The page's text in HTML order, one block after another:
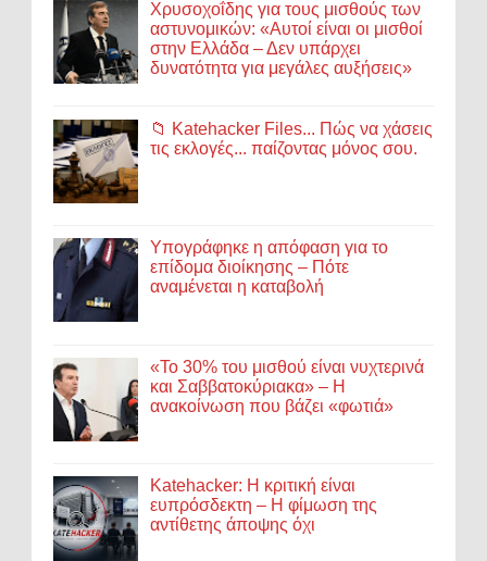
Χρυσοχοΐδης για τους μισθούς των
αστυνομικών: «Αυτοί είναι οι μισθοί
στην Ελλάδα – Δεν υπάρχει
δυνατότητα για μεγάλες αυξήσεις»
📁 Katehacker Files... Πώς να χάσεις
τις εκλογές... παίζοντας μόνος σου.
Υπογράφηκε η απόφαση για το
επίδομα διοίκησης – Πότε
αναμένεται η καταβολή
«Το 30% του μισθού είναι νυχτερινά
και Σαββατοκύριακα» – Η
ανακοίνωση που βάζει «φωτιά»
Katehacker: Η κριτική είναι
ευπρόσδεκτη – Η φίμωση της
αντίθετης άποψης όχι